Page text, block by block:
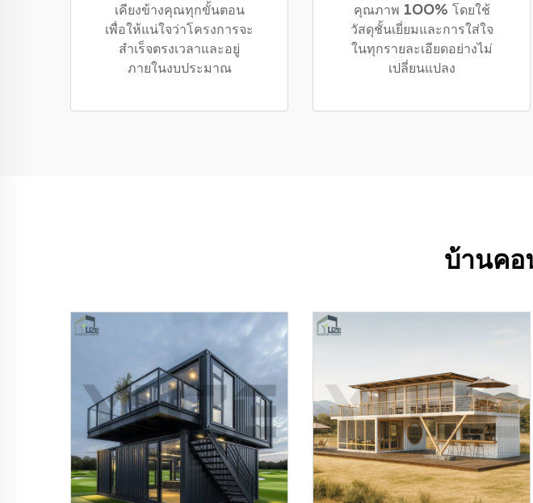
เคียงข้างคุณทุกขั้นตอน
เพื่อให้แน่ใจว่าโครงการจะ
สำเร็จตรงเวลาและอยู่
ภายในงบประมาณ
คุณภาพ 100% โดยใช้
วัสดุชั้นเยี่ยมและการใส่ใจ
ในทุกรายละเอียดอย่างไม่
เปลี่ยนแปลง
บ้านคอ